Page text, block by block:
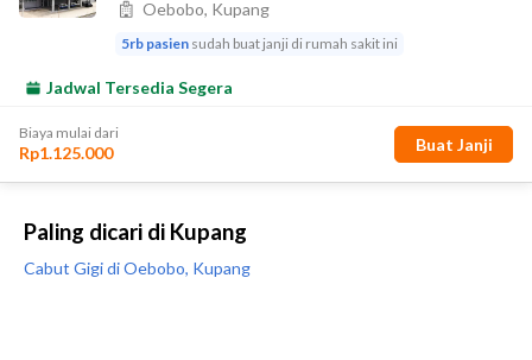
Paling dicari di Kupang
Cabut Gigi di Oebobo, Kupang